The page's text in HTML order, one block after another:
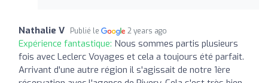
Nathalie V Publié le 2 years ago
Expérience fantastique: Nous sommes partis plusieurs
fois avec Leclerc Voyages et cela a toujours été parfait.
Arrivant d'une autre région il s'agissait de notre 1ère